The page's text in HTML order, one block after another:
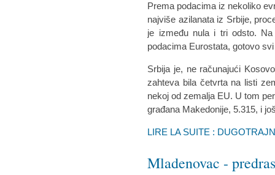
Prema podacima iz nekoliko
najviše azilanata iz Srbije,
je između nula i tri odsto.
podacima Eurostata, gotovo
Srbija je, ne računajući
zahteva bila četvrta na listi
nekoj od zemalja EU. U tom
građana Makedonije, 5.315, i
LIRE LA SUITE :
Mladenovac -